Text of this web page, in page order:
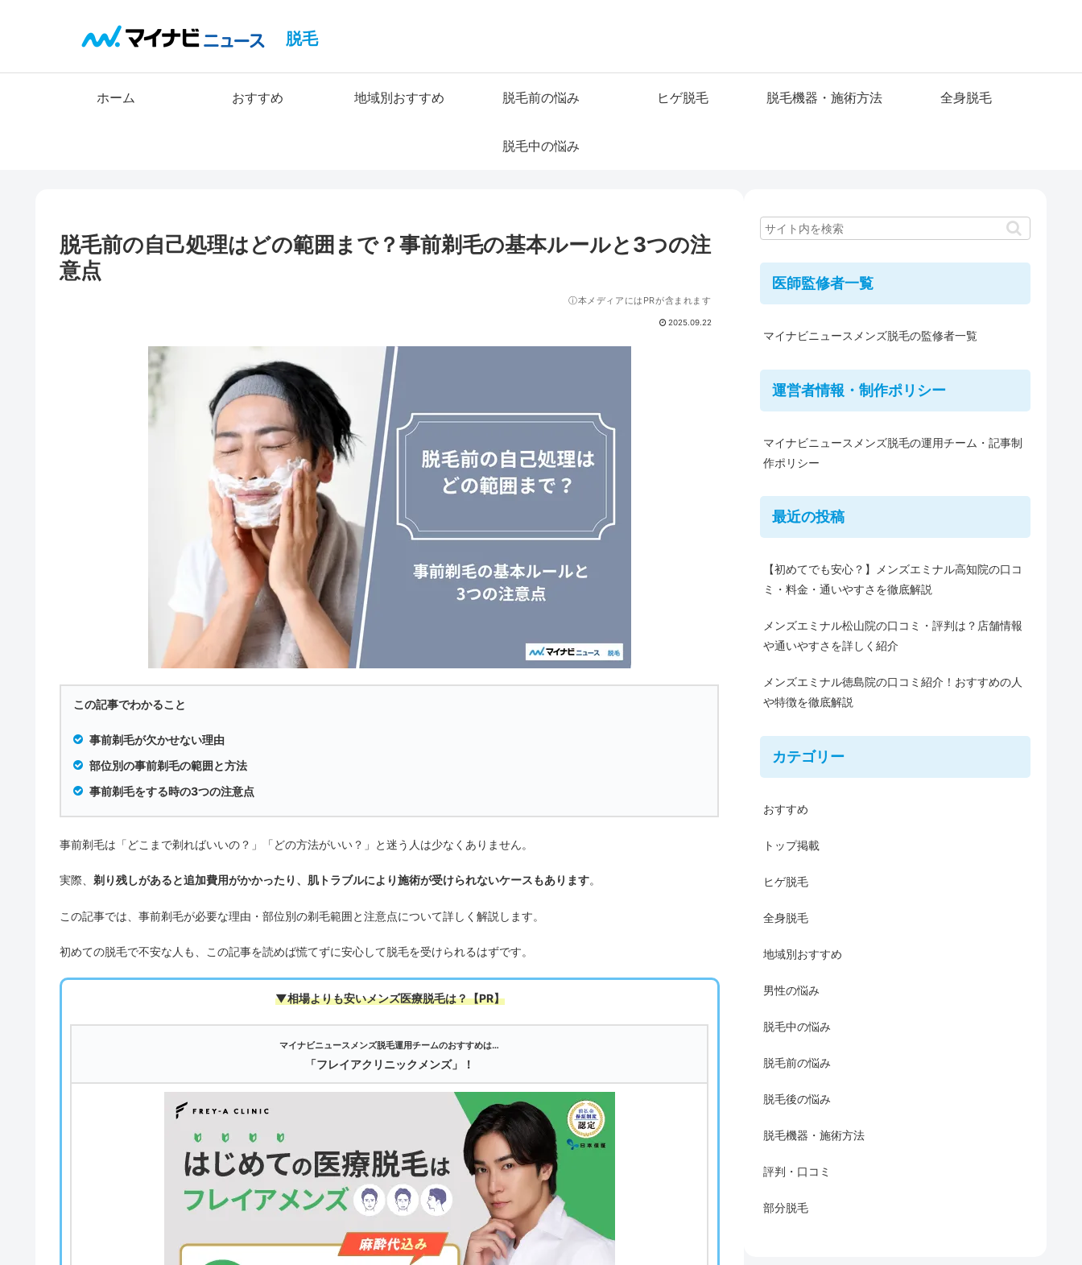
脱毛
ホーム おすすめ 地域別おすすめ 脱毛前の悩み ヒゲ脱毛 脱毛機器・施術方法 全身脱毛
脱毛中の悩み
脱毛前の自己処理はどの範囲まで？事前剃毛の基本ルールと3つの注
意点
ⓘ本メディアにはPRが含まれます
2025.09.22
この記事でわかること
事前剃毛が欠かせない理由
部位別の事前剃毛の範囲と方法
事前剃毛をする時の3つの注意点
事前剃毛は「どこまで剃ればいいの？」「どの方法がいい？」と迷う人は少なくありません。
実際、 剃り残しがあると追加費用がかかったり、肌トラブルにより施術が受けられないケースもあります。
この記事では、事前剃毛が必要な理由・部位別の剃毛範囲と注意点について詳しく解説します。
初めての脱毛で不安な人も、この記事を読めば慌てずに安心して脱毛を受けられるはずです。
▼相場よりも安いメンズ医療脱毛は？【PR】
マイナビニュースメンズ脱毛運用チームのおすすめは…
「フレイアクリニックメンズ」！
医師監修者一覧
マイナビニュースメンズ脱毛の監修者一覧
運営者情報・制作ポリシー
マイナビニュースメンズ脱毛の運用チーム・記事制
作ポリシー
最近の投稿
【初めてでも安心？】メンズエミナル高知院の口コ
ミ・料金・通いやすさを徹底解説
メンズエミナル松山院の口コミ・評判は？店舗情報
や通いやすさを詳しく紹介
メンズエミナル徳島院の口コミ紹介！おすすめの人
や特徴を徹底解説
カテゴリー
おすすめ
トップ掲載
ヒゲ脱毛
全身脱毛
地域別おすすめ
男性の悩み
脱毛中の悩み
脱毛前の悩み
脱毛後の悩み
脱毛機器・施術方法
評判・口コミ
部分脱毛